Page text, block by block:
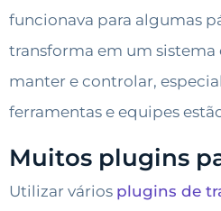
funcionava para algumas
transforma em um sistema
manter e controlar,
ferramentas e equipes
Muitos plugins
Utilizar vários plugins de